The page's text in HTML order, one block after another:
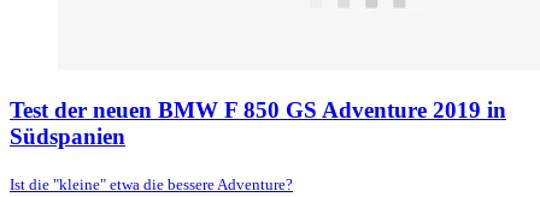
Test der neuen BMW F 850 GS Adventure 2019 in
Südspanien
Ist die "kleine" etwa die bessere Adventure?